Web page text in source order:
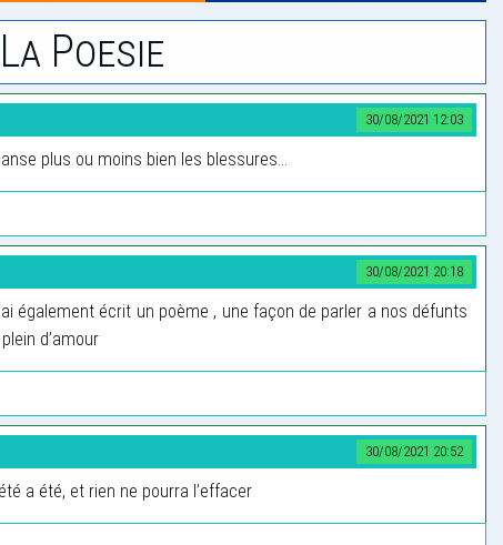
Poesie
30/08/2021 12:03
plus ou moins bien les blessures...
30/08/2021 20:18
également écrit un poème , une façon de parler a nos défunts
d’amour
30/08/2021 20:52
a été, et rien ne pourra l’effacer